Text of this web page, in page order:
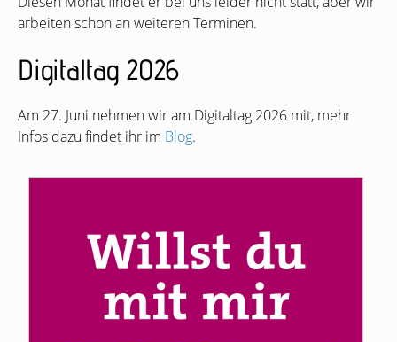
arbeiten schon an weiteren Terminen.
Digitaltag 2026
Am 27. Juni nehmen wir am Digitaltag 2026 mit, mehr
Infos dazu findet ihr im Blog.